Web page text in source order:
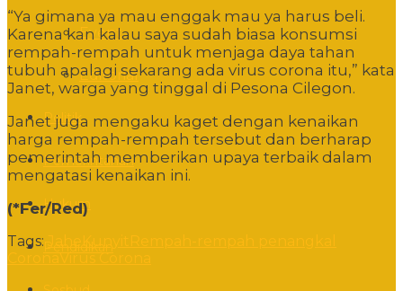
Event
Editorial
Politik
Pemerintahan
Hukum
“Ya gimana ya mau enggak mau ya harus beli.
Karena kan kalau saya sudah biasa konsumsi
rempah-rempah untuk menjaga daya tahan
tubuh apalagi sekarang ada virus corona itu,” kata
Janet, warga yang tinggal di Pesona Cilegon.
Janet juga mengaku kaget dengan kenaikan
harga rempah-rempah tersebut dan berharap
pemerintah memberikan upaya terbaik dalam
mengatasi kenaikan ini.
(*Fer/Red)
Tags: